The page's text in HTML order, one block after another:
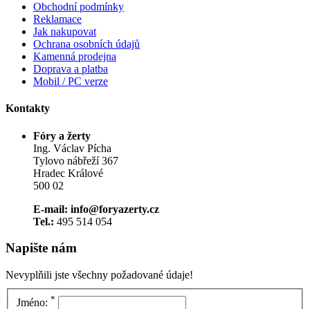
Obchodní podmínky
Reklamace
Jak nakupovat
Ochrana osobních údajů
Kamenná prodejna
Doprava a platba
Mobil / PC verze
Kontakty
Fóry a žerty
Ing. Václav Pícha
Tylovo nábřeží 367
Hradec Králové
500 02
E-mail: info@foryazerty.cz
Tel.: 495 514 054
Napište nám
Nevyplňili jste všechny požadované údaje!
Jméno: *